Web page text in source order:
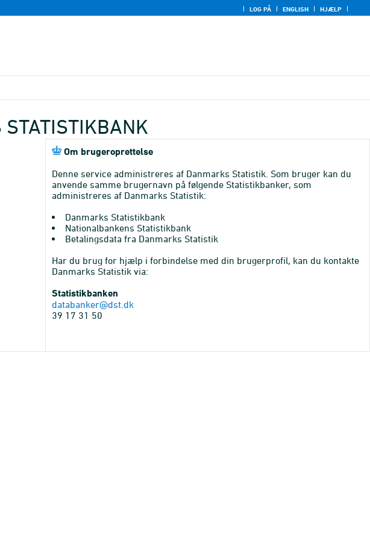
LOG PÅ ENGLISH HJÆLP
STATISTIKBANK
Om brugeroprettelse
Denne service administreres af Danmarks Statistik. Som bruger kan du
anvende samme brugernavn på følgende Statistikbanker, som
administreres af Danmarks Statistik:
Danmarks Statistikbank
Nationalbankens Statistikbank
Betalingsdata fra Danmarks Statistik
Har du brug for hjælp i forbindelse med din brugerprofil, kan du kontakte
Danmarks Statistik via:
Statistikbanken
databanker@dst.dk
39 17 31 50